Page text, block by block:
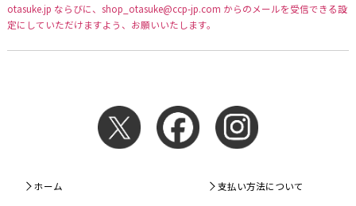
otasuke.jp ならびに、shop_otasuke@ccp-jp.com からのメールを受信できる設
定にしていただけますよう、お願いいたします。
ホーム
支払い方法について